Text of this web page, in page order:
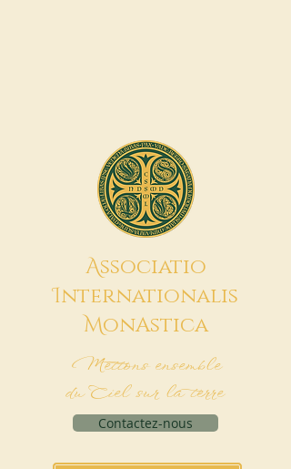
Associatio
Internationalis
MonAstica
Mettons ensemble
du Ciel sur la terre
Contactez-nous